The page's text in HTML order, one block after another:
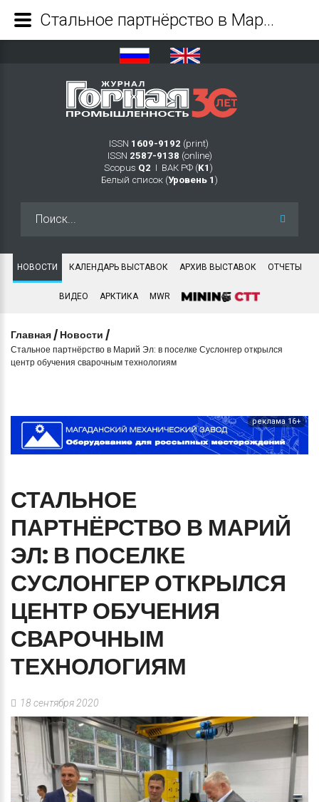
ISSN 1609-9192 (print)
ISSN 2587-9138 (online)
Scopus Q2 Ι ВАК РФ (K1 )
Белый список (Уровень 1 )
НОВОСТИ КАЛЕНДАРЬ ВЫСТАВОК АРХИВ ВЫСТАВОК ОТЧЕТЫ
ВИДЕО АРКТИКА MWR
Главная / Новости /
Стальное партнёрство в Марий Эл: в поселке Суслонгер открылся
центр обучения сварочным технологиям
реклама 16+
СТАЛЬНОЕ
ПАРТНЁРСТВО В МАРИЙ
ЭЛ: В ПОСЕЛКЕ
СУСЛОНГЕРОТКРЫЛСЯ
ЦЕНТРОБУЧЕНИЯ
СВАРОЧНЫМ
ТЕХНОЛОГИЯМ
18 сентября 2020
Стальное партнёрство в Марий Эл: в поселке Суслонгер открылся центр обучения сварочным технологиям - Журнал Горная промышленность